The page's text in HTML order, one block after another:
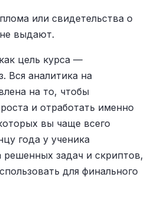
или свидетельства о
выдают.
цель курса —
Вся аналитика на
на то, чтобы
и отработать именно
вы чаще всего
года у ученика
решенных задач и скриптов,
для финального